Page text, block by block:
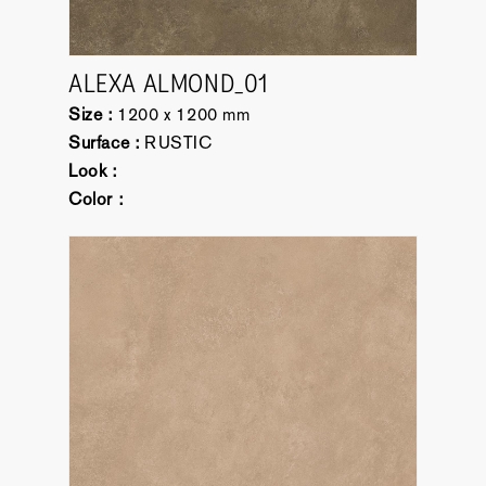
ALEXA ALMOND_01
Size : 1200 x 1200 mm
Surface : RUSTIC
Look :
Color :